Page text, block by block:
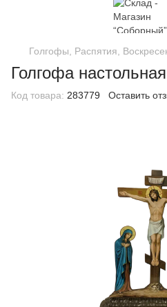
Голгофы, Распятия,
Голгофа
Код товара: 283779 Оставить